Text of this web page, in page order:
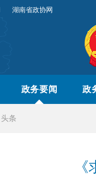
湖南省政协网
政务要闻 政
头条